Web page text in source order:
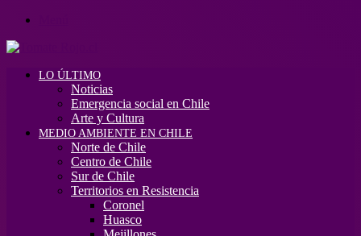
LO ÚLTIMO
Noticias
Emergencia social en Chile
Arte y Cultura
MEDIO AMBIENTE EN CHILE
Norte de Chile
Centro de Chile
Sur de Chile
Territorios en Resistencia
Coronel
Huasco